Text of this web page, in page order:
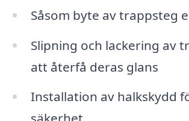
Såsom byte av trappsteg
Slipning och lackering av
att återfå deras glans
Installation av halkskydd